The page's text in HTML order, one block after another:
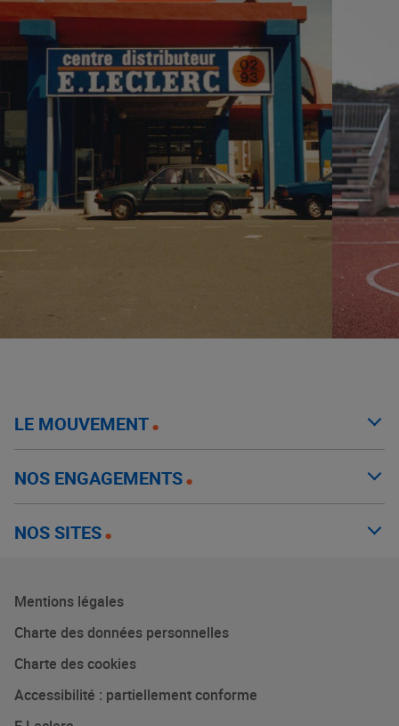
LE MOUVEMENT
NOS ENGAGEMENTS
NOS SITES
Mentions légales
Charte des données personnelles
Charte des cookies
Accessibilité : partiellement conforme